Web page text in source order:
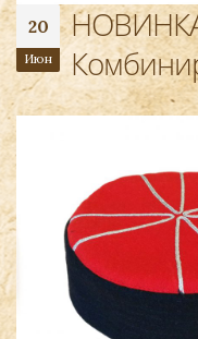
20
Июн